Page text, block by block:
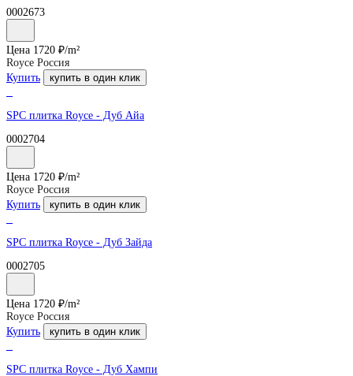
0002673
Цена 1720 ₽/m²
Royce Россия
Купить
купить в один клик
SPC плитка Royce - Дуб Айа
0002704
Цена 1720 ₽/m²
Royce Россия
Купить
купить в один клик
SPC плитка Royce - Дуб Зайда
0002705
Цена 1720 ₽/m²
Royce Россия
Купить
купить в один клик
SPC плитка Royce - Дуб Хампи